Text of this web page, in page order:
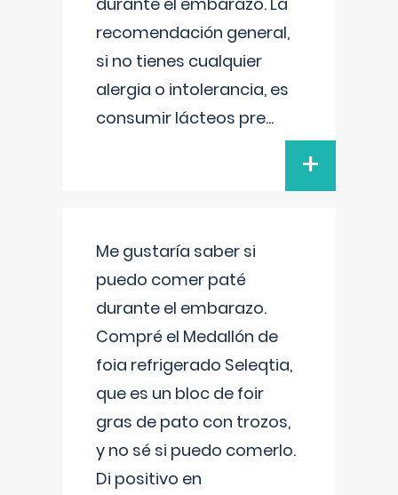
recomendación general,
si no tienes cualquier
alergia o intolerancia, es
consumir lácteos pre...
+
Me gustaría saber si
puedo comer paté
durante el embarazo.
Compré el Medallón de
foia refrigerado Seleqtia,
que es un bloc de foir
gras de pato con trozos,
y no sé si puedo comerlo.
Di positivo en